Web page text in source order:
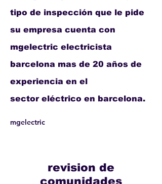
tipo de inspección que le pide
su empresa cuenta con
mgelectric electricista
barcelona mas de 20 años de
experiencia en el
sector eléctrico en barcelona.
mgelectric
revision de
comunidades